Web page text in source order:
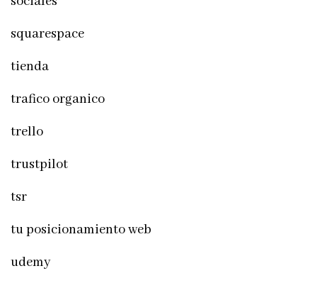
squarespace
tienda
trafico organico
trello
trustpilot
tsr
tu posicionamiento web
udemy